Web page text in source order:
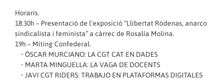
Horaris.
18:30h – Presentació de l’exposició “Llibertat Ròdenas, anarco
sindicalista i feminista” a càrrec de Rosalía Molina.
19h – Míting Confederal.
• ÒSCAR MURCIANO: LA CGT CAT EN DADES
• MARTA MINGUELLA: LA VAGA DE DOCENTS
• JAVI CGT RIDERS: TRABAJO EN PLATAFORMAS DIGITALES